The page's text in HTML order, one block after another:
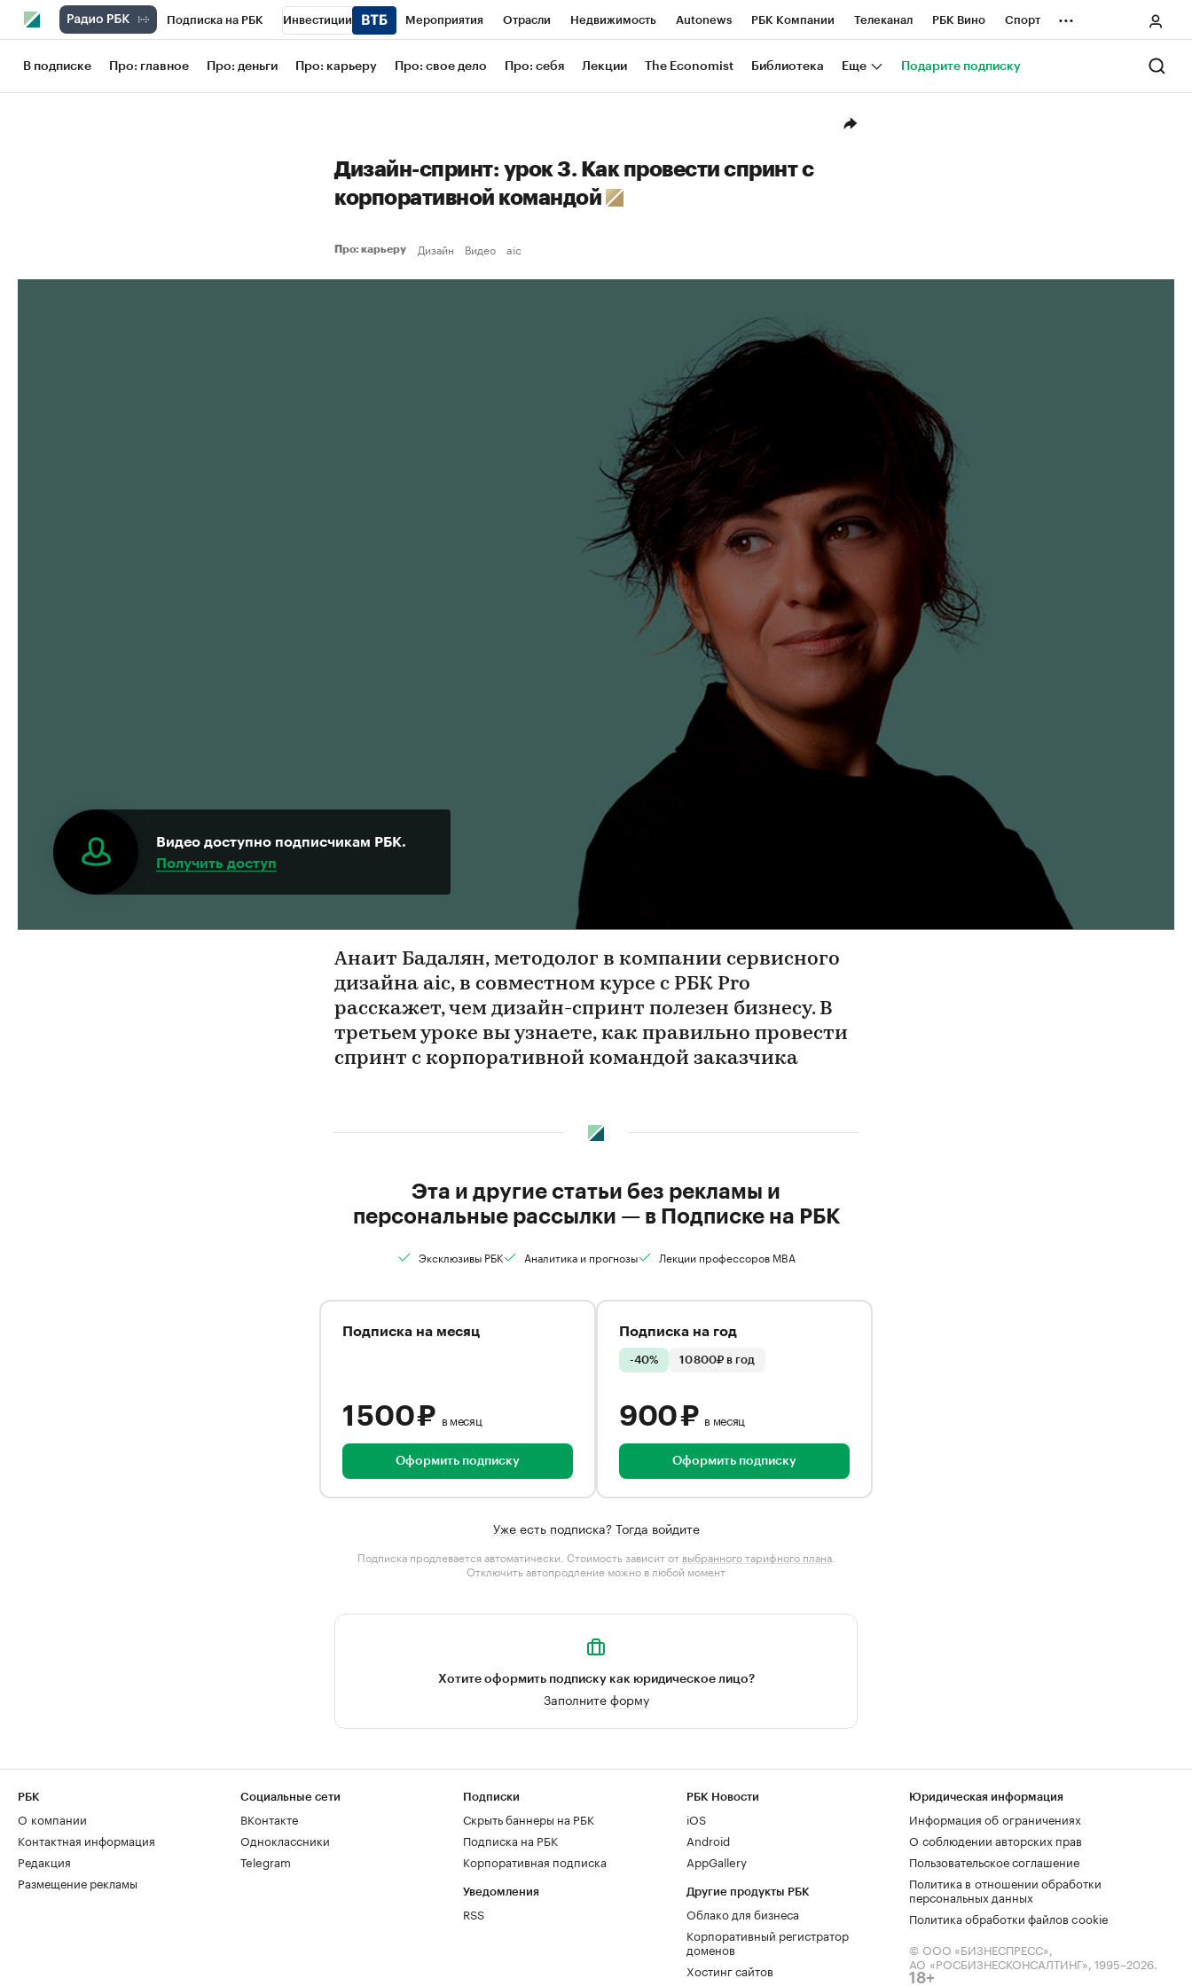
Подписка на РБК Инвестиции Мероприятия Отрасли Недвижимость Autonews РБК Компании Телеканал РБК Вино Спорт
Школа управления РБК РБК Образование РБК Life Тренды Визионеры Национальные проекты Город
...
В подписке Про: главное Про: деньги Про: карьеру Про: свое дело Про: себя Лекции The Economist Библиотека Еще Подарите подписку
Дизайн-спринт: урок 3. Как провести спринт с
корпоративной командой
Про: карьеру Дизайн Видео aic
Видео доступно подписчикам РБК.
Получить доступ
Анаит Бадалян, методолог в компании сервисного
дизайна aic, в совместном курсе с РБК Pro
расскажет, чем дизайн-спринт полезен бизнесу. В
третьем уроке вы узнаете, как правильно провести
спринт с корпоративной командой заказчика
Эта и другие статьи без рекламы и
персональные рассылки — в Подписке на РБК
Эксклюзивы РБК Аналитика и прогнозы Лекции профессоров MBA
Подписка на месяц
1 500 ₽ в месяц
Оформить подписку
Подписка на год
-40% 10 800₽ в год
900 ₽ в месяц
Оформить подписку
Уже есть подписка? Тогда войдите
Подписка продлевается автоматически. Стоимость зависит от выбранного тарифного плана.
Отключить автопродление можно в любой момент
Хотите оформить подписку как юридическое лицо?
Заполните форму
РБК
О компании
Контактная информация
Редакция
Размещение рекламы
Социальные сети
ВКонтакте
Одноклассники
Telegram
Подписки
Скрыть баннеры на РБК
Подписка на РБК
Корпоративная подписка
Уведомления
RSS
РБК Новости
iOS
Android
AppGallery
Другие продукты РБК
Облако для бизнеса
Корпоративный регистратор
доменов
Хостинг сайтов
Юридическая информация
Информация об ограничениях
О соблюдении авторских прав
Пользовательское соглашение
Политика в отношении обработки
персональных данных
Политика обработки файлов cookie
© ООО «БИЗНЕСПРЕСС»,
АО «РОСБИЗНЕСКОНСАЛТИНГ», 1995–2026.
18+